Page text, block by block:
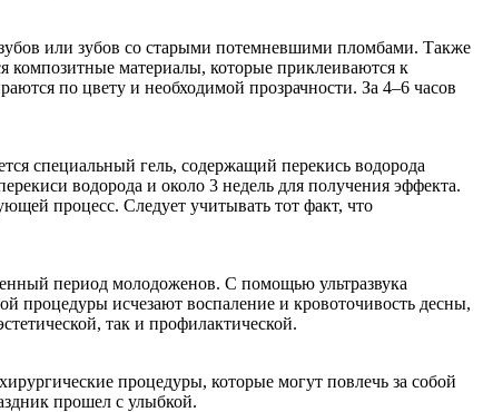
или зубов со старыми потемневшими пломбами. Также
композитные материалы, которые приклеиваются к
по цвету и необходимой прозрачности. За 4–6 часов
специальный гель, содержащий перекись водорода
водорода и около 3 недель для получения эффекта.
процесс. Следует учитывать тот факт, что
период молодоженов. С помощью ультразвука
процедуры исчезают воспаление и кровоточивость десны,
так и профилактической.
процедуры, которые могут повлечь за собой
прошел с улыбкой.